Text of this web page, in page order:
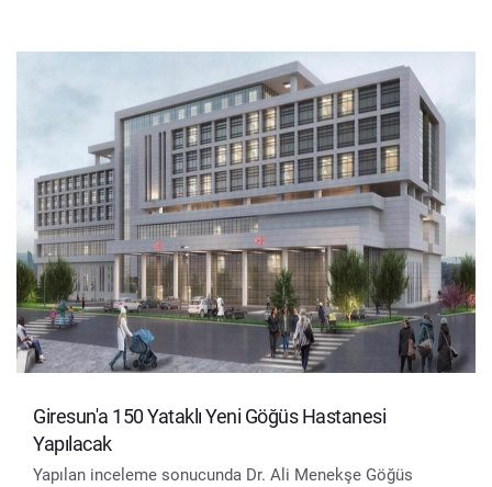
Giresun'a 150 Yataklı Yeni Göğüs Hastanesi
Yapılacak
Yapılan inceleme sonucunda Dr. Ali Menekşe Göğüs